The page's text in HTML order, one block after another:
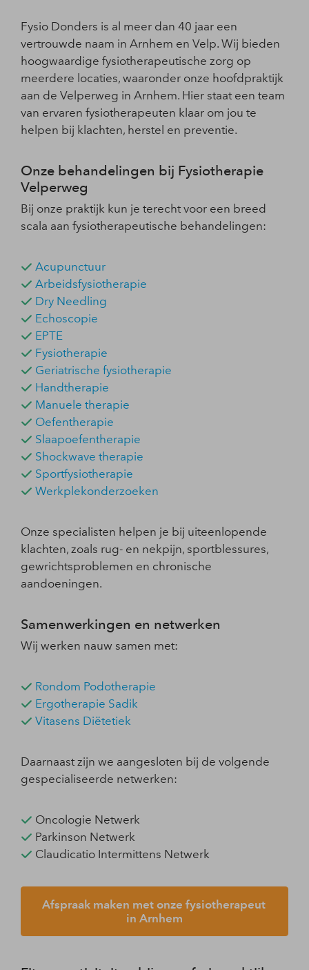
Fysio Donders is al meer dan 40 jaar een
vertrouwde naam in Arnhem en Velp. Wij bieden
hoogwaardige fysiotherapeutische zorg op
meerdere locaties, waaronder onze hoofdpraktijk
aan de Velperweg in Arnhem. Hier staat een team
van ervaren fysiotherapeuten klaar om jou te
helpen bij klachten, herstel en preventie.
Onze behandelingen bij Fysiotherapie
Velperweg
Bij onze praktijk kun je terecht voor een breed
scala aan fysiotherapeutische behandelingen:
Acupunctuur
Arbeidsfysiotherapie
Dry Needling
Echoscopie
EPTE
Fysiotherapie
Geriatrische fysiotherapie
Handtherapie
Manuele therapie
Oefentherapie
Slaapoefentherapie
Shockwave therapie
Sportfysiotherapie
Werkplekonderzoeken
Onze specialisten helpen je bij uiteenlopende
klachten, zoals rug- en nekpijn, sportblessures,
gewrichtsproblemen en chronische
aandoeningen.
Samenwerkingen en netwerken
Wij werken nauw samen met:
Rondom Podotherapie
Ergotherapie Sadik
Vitasens Diëtetiek
Daarnaast zijn we aangesloten bij de volgende
gespecialiseerde netwerken:
Oncologie Netwerk
Parkinson Netwerk
Claudicatio Intermittens Netwerk
Afspraak maken met onze fysiotherapeut
in Arnhem